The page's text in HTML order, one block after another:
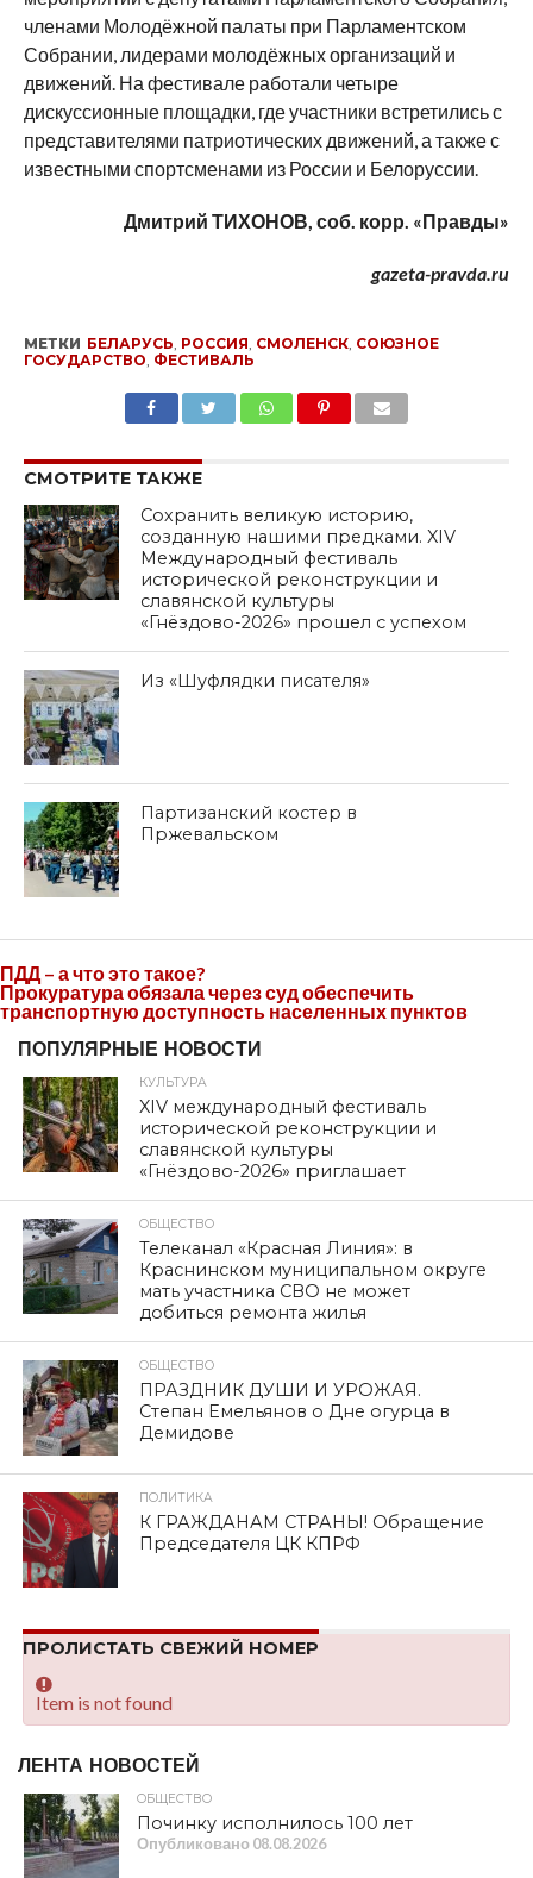
членами Молодёжной палаты при Парламентском
Собрании, лидерами молодёжных организаций и
движений. На фестивале работали четыре
дискуссионные площадки, где участники встретились с
представителями патриотических движений, а также с
известными спортсменами из России и Белоруссии.
Дмитрий ТИХОНОВ, соб. корр. «Правды»
gazeta-pravda.ru
МЕТКИ БЕЛАРУСЬ, РОССИЯ, СМОЛЕНСК, СОЮЗНОЕ
ГОСУДАРСТВО, ФЕСТИВАЛЬ
СМОТРИТЕ ТАКЖЕ
Сохранить великую историю,
созданную нашими предками. XIV
Международный фестиваль
исторической реконструкции и
славянской культуры
«Гнёздово-2026» прошел с успехом
Из «Шуфлядки писателя»
Партизанский костер в
Пржевальском
ПДД – а что это такое?
Прокуратура обязала через суд обеспечить
транспортную доступность населенных пунктов
ПОПУЛЯРНЫЕ НОВОСТИ
КУЛЬТУРА
XIV международный фестиваль
исторической реконструкции и
славянской культуры
«Гнёздово-2026» приглашает
ОБЩЕСТВО
Телеканал «Красная Линия»: в
Краснинском муниципальном округе
мать участника СВО не может
добиться ремонта жилья
ОБЩЕСТВО
ПРАЗДНИК ДУШИ И УРОЖАЯ.
Степан Емельянов о Дне огурца в
Демидове
ПОЛИТИКА
К ГРАЖДАНАМ СТРАНЫ! Обращение
Председателя ЦК КПРФ
ПРОЛИСТАТЬ СВЕЖИЙ НОМЕР
Item is not found
ЛЕНТА НОВОСТЕЙ
ОБЩЕСТВО
Починку исполнилось 100 лет
Опубликовано 08.08.2026